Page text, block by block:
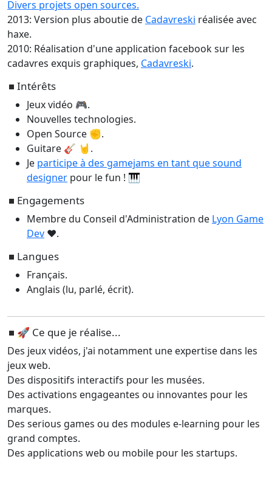
Divers projets open sources.
2013: Version plus aboutie de Cadavreski réalisée avec
haxe.
2010: Réalisation d'une application facebook sur les
cadavres exquis graphiques, Cadavreski.
Intérêts
Jeux vidéo 🎮.
Nouvelles technologies.
Open Source ✊.
Guitare 🎸 🤘.
Je participe à des gamejams en tant que sound
designer pour le fun ! 🎹
Engagements
Membre du Conseil d'Administration de Lyon Game
Dev ❤️.
Langues
Français.
Anglais (lu, parlé, écrit).
🚀 Ce que je réalise...
Des jeux vidéos, j'ai notamment une expertise dans les
jeux web.
Des dispositifs interactifs pour les musées.
Des activations engageantes ou innovantes pour les
marques.
Des serious games ou des modules e-learning pour les
grand comptes.
Des applications web ou mobile pour les startups.